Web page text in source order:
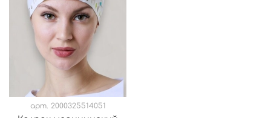
арт. 2000325514051